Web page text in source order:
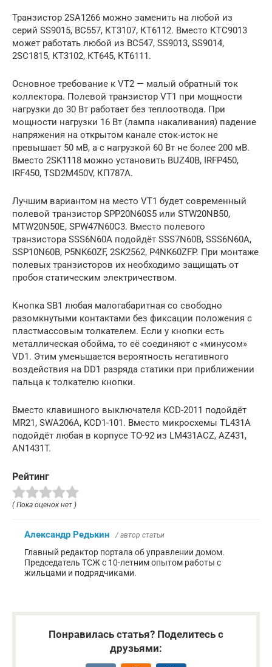
Транзистор 2SA1266 можно заменить на любой из
серий SS9015, ВС557, КТ3107, КТ6112. Вместо КТС9013
может работать любой из ВС547, SS9013, SS9014,
2SC1815, КТ3102, КТ645, КТ6111.
Основное требование к VT2 — малый обратный ток
коллектора. Полевой транзистор VT1 при мощности
нагрузки до 30 Вт работает без теплоотвода. При
мощности нагрузки 16 Вт (лампа накаливания) падение
напряжения на открытом канале сток-исток не
превышает 50 мВ, а с нагрузкой 60 Вт не более 200 мВ.
Вместо 2SK1118 можно установить BUZ40B, IRFP450,
IRF450, TSD2M450V, КП787А.
Лучшим вариантом на место VT1 будет современный
полевой транзистор SPP20N60S5 или STW20NB50,
MTW20N50E, SPW47N60C3. Вместо полевого
транзистора SSS6N60A подойдёт SSS7N60B, SSS6N60A,
SSP10N60B, P5NK60ZF, 2SK2562, P4NK60ZFP. При монтаже
полевых транзисторов их необходимо защищать от
пробоя статическим электричеством.
Кнопка SB1 любая малогабаритная со свободно
разомкнутыми контактами без фиксации положения с
пластмассовым толкателем. Если у кнопки есть
металлическая обойма, то её соединяют с «минусом»
VD1. Этим уменьшается вероятность негативного
воздействия на DD1 разряда статики при приближении
пальца к толкателю кнопки.
Вместо клавишного выключателя KCD-2011 подойдёт
MR21, SWA206A, KCD1-101. Вместо микросхемы TL431A
подойдёт любая в корпусе ТО-92 из LM431ACZ, AZ431,
AN1431T.
Рейтинг
( Пока оценок нет )
Александр Редькин / автор статьи
Главный редактор портала об управлении домом.
Председатель ТСЖ с 10-летним опытом работы с
жильцами и подрядчиками.
Понравилась статья? Поделитесь с
друзьями: